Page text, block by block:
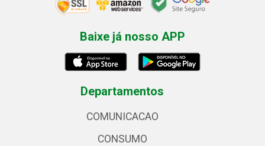
Baixe já nosso APP
Departamentos
COMUNICACAO
CONSUMO